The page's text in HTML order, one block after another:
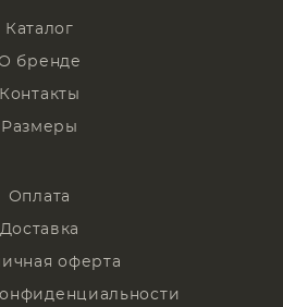
Каталог
О бренде
Контакты
Размеры
Оплата
Доставка
оферта